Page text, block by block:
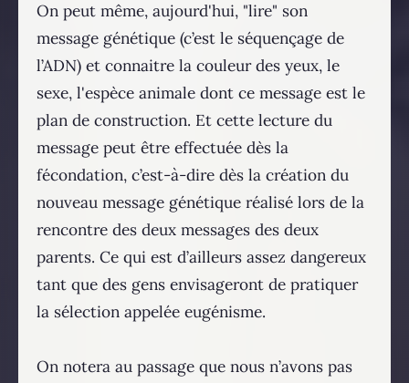
On peut même, aujourd'hui, "lire" son
message génétique (c’est le séquençage de
l’ADN) et connaitre la couleur des yeux, le
sexe, l'espèce animale dont ce message est le
plan de construction. Et cette lecture du
message peut être effectuée dès la
fécondation, c’est-à-dire dès la création du
nouveau message génétique réalisé lors de la
rencontre des deux messages des deux
parents. Ce qui est d’ailleurs assez dangereux
tant que des gens envisageront de pratiquer
la sélection appelée eugénisme.
On notera au passage que nous n’avons pas